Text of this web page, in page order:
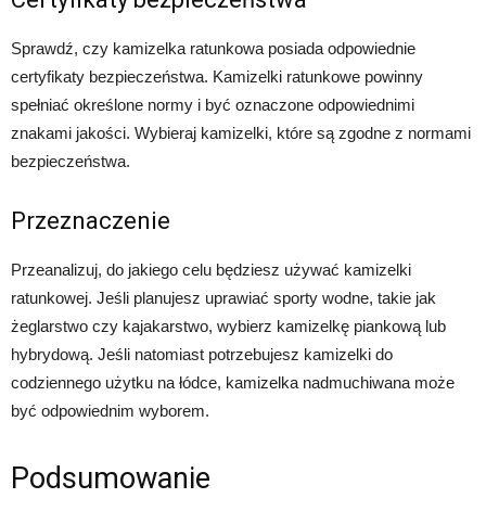
Sprawdź, czy kamizelka ratunkowa posiada odpowiednie
certyfikaty bezpieczeństwa. Kamizelki ratunkowe powinny
spełniać określone normy i być oznaczone odpowiednimi
znakami jakości. Wybieraj kamizelki, które są zgodne z normami
bezpieczeństwa.
Przeznaczenie
Przeanalizuj, do jakiego celu będziesz używać kamizelki
ratunkowej. Jeśli planujesz uprawiać sporty wodne, takie jak
żeglarstwo czy kajakarstwo, wybierz kamizelkę piankową lub
hybrydową. Jeśli natomiast potrzebujesz kamizelki do
codziennego użytku na łódce, kamizelka nadmuchiwana może
być odpowiednim wyborem.
Podsumowanie